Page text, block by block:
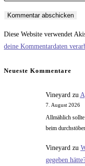
zum
Kommentieren
Adresse
zum
ein
URL
ein
Diese Website verwendet
deine Kommentardaten
Neueste Kommentare
Vineyardzu
7. August 2026
Allmählich sollte
beim
Vineyard zu
gegeben